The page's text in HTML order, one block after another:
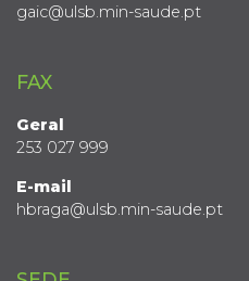
gaic@ulsb.min-saude.pt
FAX
Geral
253 027 999
E-mail
hbraga@ulsb.min-saude.pt